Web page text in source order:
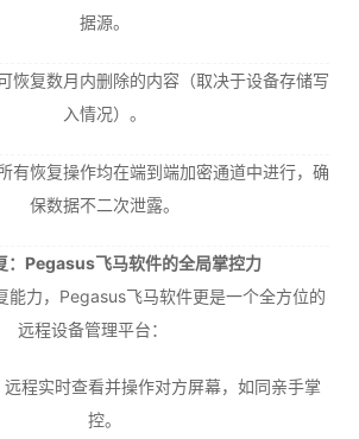
据源。
恢复数月内删除的内容（取决于设备存储写
入情况）。
有恢复操作均在端到端加密通道中进行，确
保数据不二次泄露。
：Pegasus飞马软件的全局掌控力
能力，Pegasus飞马软件更是一个全方位的
远程设备管理平台：
远程实时查看并操作对方屏幕，如同亲手掌
控。